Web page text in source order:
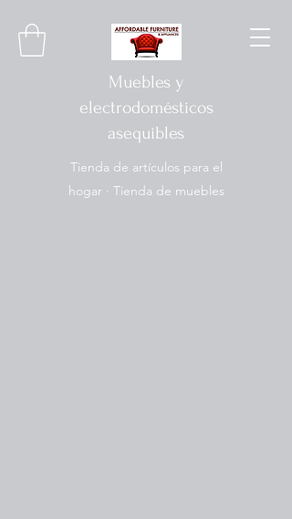
Muebles y
electrodomésticos
asequibles
Tienda de artículos para el
hogar · Tienda de muebles